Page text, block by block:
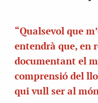
“Qualsevol que
entendrà que, en
documentant el
comprensió del
qui vull ser al